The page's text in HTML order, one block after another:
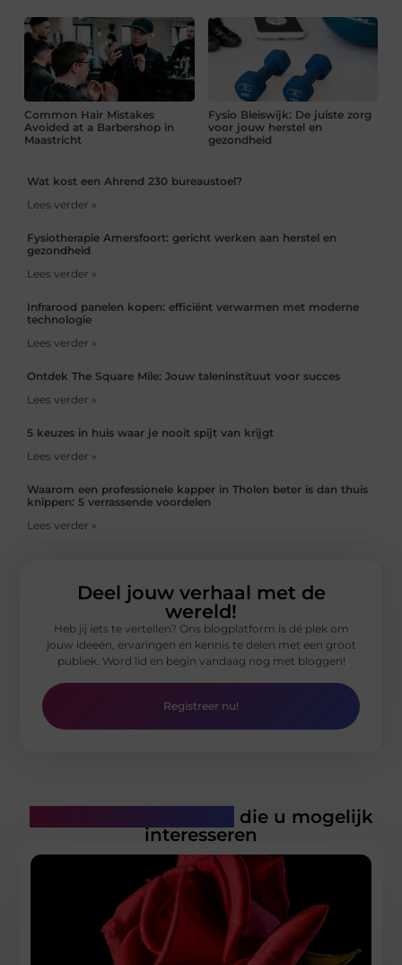
Common Hair Mistakes
Avoided at a Barbershop in
Maastricht
Fysio Bleiswijk: De juiste zorg
voor jouw herstel en
gezondheid
Wat kost een Ahrend 230 bureaustoel?
Lees verder »
Fysiotherapie Amersfoort: gericht werken aan herstel en
gezondheid
Lees verder »
Infrarood panelen kopen: efficiënt verwarmen met moderne
technologie
Lees verder »
Ontdek The Square Mile: Jouw taleninstituut voor succes
Lees verder »
5 keuzes in huis waar je nooit spijt van krijgt
Lees verder »
Waarom een professionele kapper in Tholen beter is dan thuis
knippen: 5 verrassende voordelen
Lees verder »
Deel jouw verhaal met de
wereld!
Heb jij iets te vertellen? Ons blogplatform is dé plek om
jouw ideeën, ervaringen en kennis te delen met een groot
publiek. Word lid en begin vandaag nog met bloggen!
Registreer nu!
die u mogelijk
interesseren